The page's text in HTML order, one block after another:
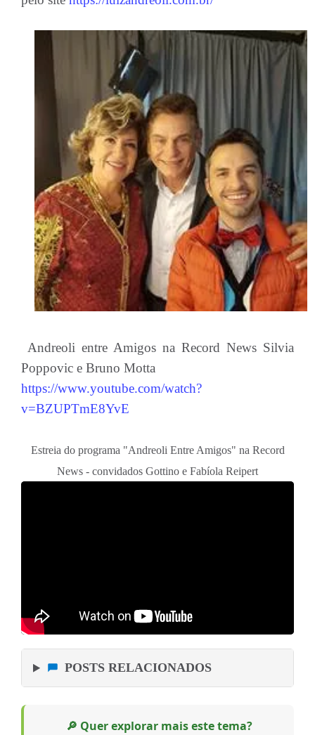
Andreoli entre Amigos na Record News Silvia
Poppovic e Bruno Motta
https://www.youtube.com/watch?
v=BZUPTmE8YvE
Estreia do programa "Andreoli Entre Amigos" na Record
News - convidados Gottino e Fabíola Reipert
POSTS RELACIONADOS
🔎 Quer explorar mais este tema?